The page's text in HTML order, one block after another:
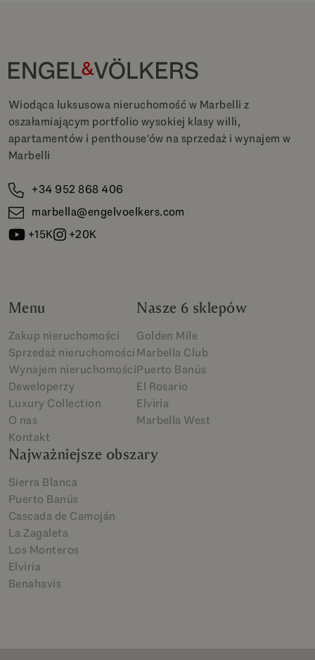
Wiodąca luksusowa nieruchomość w Marbelli z
oszałamiającym portfolio wysokiej klasy willi,
apartamentów i penthouse'ów na sprzedaż i wynajem w
Marbelli
+34 952 868 406
marbella@engelvoelkers.com
+15K
+20K
Menu
Zakup nieruchomości
Sprzedaż nieruchomości
Wynajem nieruchomości
Deweloperzy
Luxury Collection
O nas
Kontakt
Nasze 6 sklepów
Golden Mile
Marbella Club
Puerto Banús
El Rosario
Elviria
Marbella West
Najważniejsze obszary
Sierra Blanca
Puerto Banús
Cascada de Camoján
La Zagaleta
Los Monteros
Elviria
Benahavis